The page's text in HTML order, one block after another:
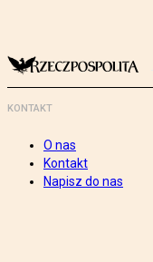
KONTAKT
O nas
Kontakt
Napisz do nas